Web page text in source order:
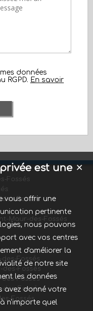
données
RGPD. En savoir
Fossés
Fossés
Maur-des-Fossés
Fossés
des-Fossés
Fossés
des-Fossés
Fossés
✕
est une
vous offrir une
pertinente
nous pouvons
avec vos centres
d'améliorer la
de notre site
les données
avez donné votre
n'importe quel